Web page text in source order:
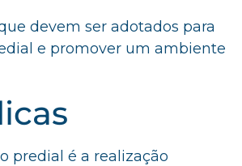
devem ser adotados para
e promover um ambiente
predial é a realização